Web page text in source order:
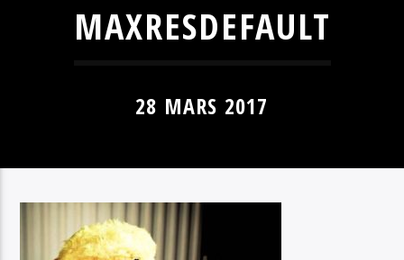
EN CE MOMENT
L'HABITACLE
MAXRESDEFAULT
28 MARS 2017